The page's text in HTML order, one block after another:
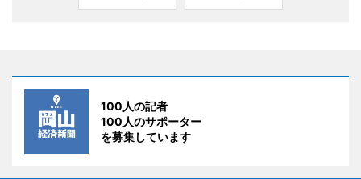
100人の記者
100人のサポーター
を募集しています